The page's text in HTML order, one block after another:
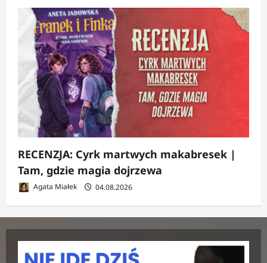
RECENZJA: Cyrk martwych makabresek |
Tam, gdzie magia dojrzewa
Agata Miałek 04.08.2026